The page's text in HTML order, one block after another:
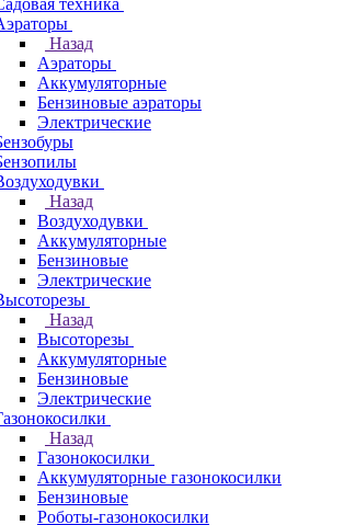
техника
Назад
Аэраторы
Аккумуляторные
Бензиновые аэраторы
Электрические
Назад
Воздуходувки
Аккумуляторные
Бензиновые
Электрические
Назад
Высоторезы
Аккумуляторные
Бензиновые
Электрические
Назад
Газонокосилки
Аккумуляторные газонокосилки
Бензиновые
Роботы-газонокосилки